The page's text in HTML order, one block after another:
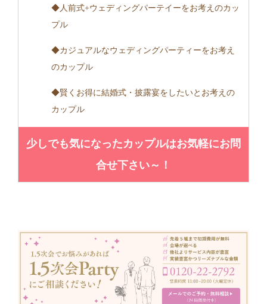
◆人前式+ウェディングパーテイーをお考えのカッ
プル
◆カジュアルなウェディングパーティーをお考え
のカップル
◆賢くお得に結婚式・披露宴をしたいとお考えの
カップル
少しでも気になったカップルはお気軽にお問
合せ下さい～！